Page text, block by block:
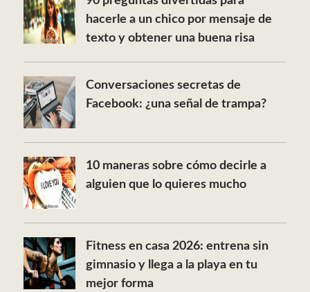
hacerle a un chico por mensaje de
texto y obtener una buena risa
Conversaciones secretas de
Facebook: ¿una señal de trampa?
10 maneras sobre cómo decirle a
alguien que lo quieres mucho
Fitness en casa 2026: entrena sin
gimnasio y llega a la playa en tu
mejor forma